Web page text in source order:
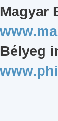
Magyar
Bélyeg